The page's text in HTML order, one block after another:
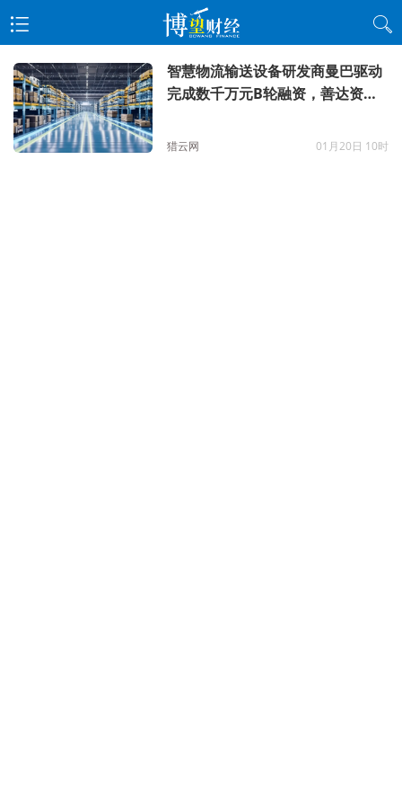
智慧物流输送设备研发商曼巴驱动
完成数千万元B轮融资，善达资本
猎云网 01月20日 10时